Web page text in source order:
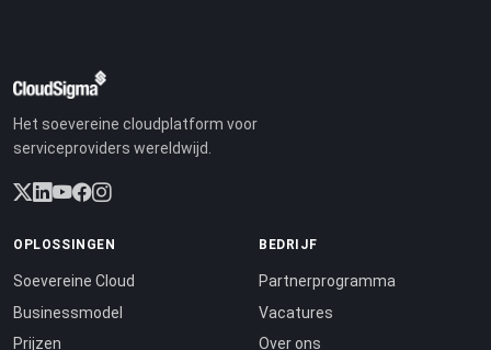
Het soevereine cloudplatform voor
serviceproviders wereldwijd.
OPLOSSINGEN
Soevereine Cloud
Businessmodel
Prijzen
BEDRIJF
Partnerprogramma
Vacatures
Over ons